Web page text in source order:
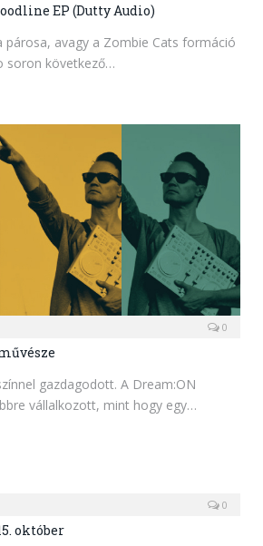
EP (Dutty Audio)
párosa, avagy a Zombie Cats formáció
soron következő…
0
gazdagodott. A Dream:ON
vállalkozott, mint hogy egy…
0
október